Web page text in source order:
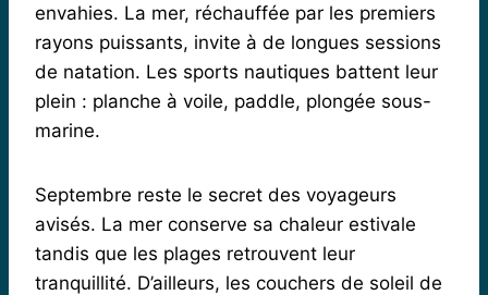
envahies. La mer, réchauffée par les premiers
rayons puissants, invite à de longues sessions
de natation. Les sports nautiques battent leur
plein : planche à voile, paddle, plongée sous-
marine.
Septembre reste le secret des voyageurs
avisés. La mer conserve sa chaleur estivale
tandis que les plages retrouvent leur
tranquillité. D’ailleurs, les couchers de soleil de